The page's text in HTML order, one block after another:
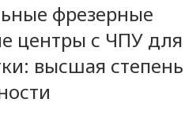
фрезерные
центры с ЧПУ для
высшая степень